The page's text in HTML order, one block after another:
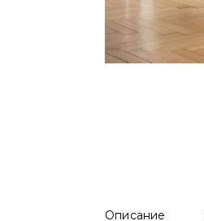
Описание